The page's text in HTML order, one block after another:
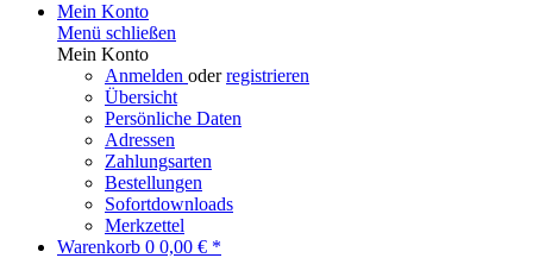
Mein Konto
Menü schließen
Mein Konto
Anmelden oderregistrieren
Übersicht
Persönliche Daten
Adressen
Zahlungsarten
Bestellungen
Sofortdownloads
Merkzettel
Warenkorb 0 0,00 € *